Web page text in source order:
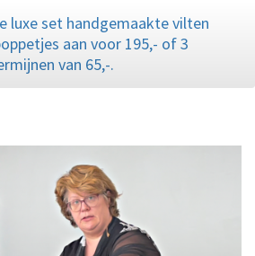
luxe set handgemaakte vilten
aan voor 195,- of 3
van 65,-.